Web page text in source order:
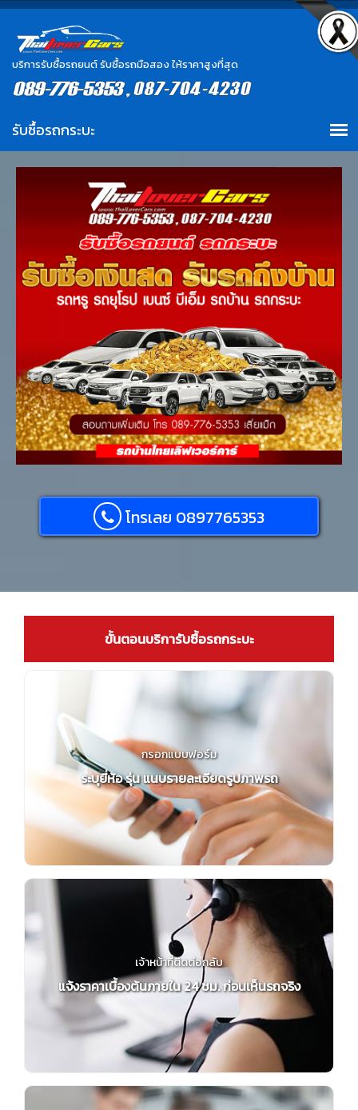
บริการรับซื้อรถยนต์ รับซื้อรถมือสอง ให้ราคาสูงที่สุด
โทรเลย 0897765353
ขั้นตอนบริการับซื้อรถกระบะ
กรอกแบบฟอร์ม
ระบุยี่ห้อ รุ่น แนบรายละเอียดรูปภาพรถ
เจ้าหน้าที่ติดต่อกลับ
แจ้งราคาเบื้องต้นภายใน 24 ชม. ก่อนเห็นรถจริง